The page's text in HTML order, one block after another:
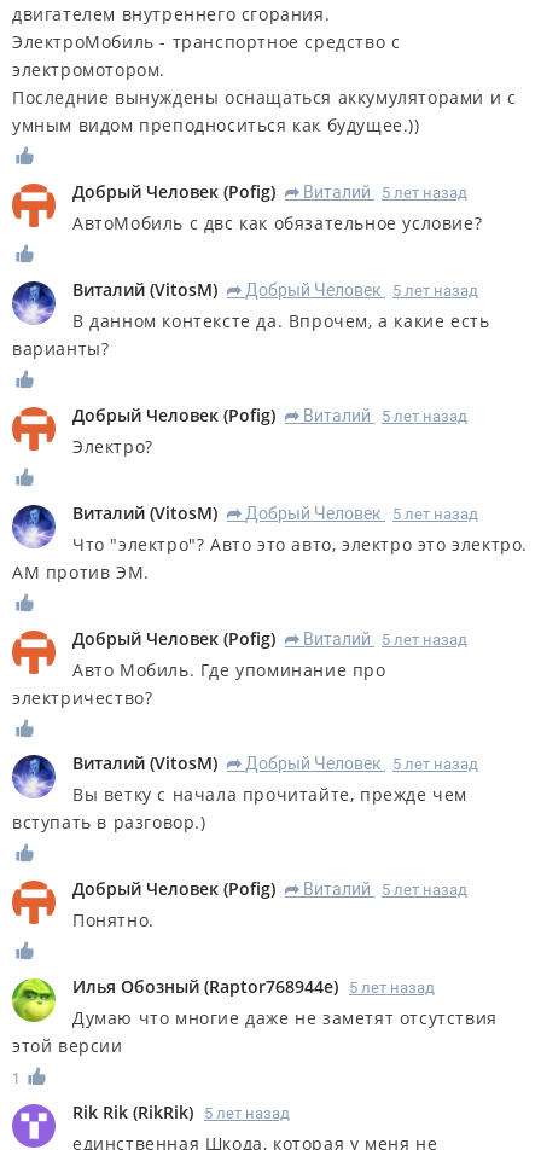
двигателем внутреннего сгорания.
ЭлектроМобиль - транспортное средство с
электромотором.
Последние вынуждены оснащаться аккумуляторами и с
умным видом преподноситься как будущее.))
Добрый Человек (Pofig) R Виталий 5 лет назад
АвтоМобиль с двс как обязательное условие?
Виталий (VitosM) R Добрый Человек 5 лет назад
В данном контексте да. Впрочем, а какие есть
варианты?
Добрый Человек (Pofig) R Виталий 5 лет назад
Электро?
Виталий (VitosM) R Добрый Человек 5 лет назад
Что "электро"? Авто это авто, электро это электро.
АМ против ЭМ.
Добрый Человек (Pofig) R Виталий 5 лет назад
Авто Мобиль. Где упоминание про
электричество?
Виталий (VitosM) R Добрый Человек 5 лет назад
Вы ветку с начала прочитайте, прежде чем
вступать в разговор.)
Добрый Человек (Pofig) R Виталий 5 лет назад
Понятно.
Илья Обозный (Raptor768944e) 5 лет назад
Думаю что многие даже не заметят отсутствия
этой версии
1
Rik Rik (RikRik) 5 лет назад
единственная Шкода, которая у меня не